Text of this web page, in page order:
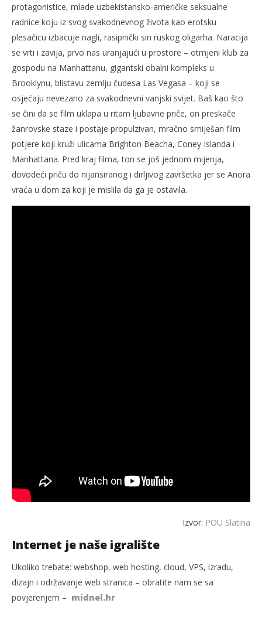
protagonistice, mlade uzbekistansko-američke seksualne
radnice koju iz svog svakodnevnog života kao erotsku
plesačicu izbacuje nagli, rasipnički sin ruskog oligarha. Naracija
se vrti i zavija, prvo nas uranjajući u prostore – otmjeni klub za
gospodu na Manhattanu, gigantski obalni kompleks u
Brooklynu, blistavu zemlju čudesa Las Vegasa – koji se
osjećaju nevezano za svakodnevni vanjski svijet. Baš kao što
se čini da se film uklapa u ritam ljubavne priče, on preskače
žanrovske staze i postaje propulzivan, mračno smiješan film
potjere koji kruži ulicama Brighton Beacha, Coney Islanda i
Manhattana. Pred kraj filma, ton se još jednom mijenja,
dovodeći priču do nijansiranog i dirljivog završetka jer se Anora
vraća u dom za koji je mislila da ga je ostavila.
Izvor: POU Slatina
Internet je naše igralište
Ukoliko trebate: webshop, web hosting, cloud, VPS, izradu,
dizajn i održavanje web stranica – obratite nam se sa
povjerenjem – midnel.hr